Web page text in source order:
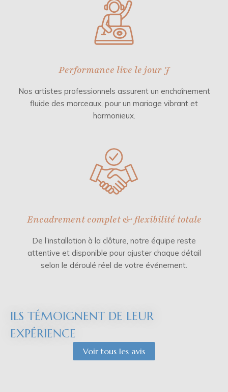
Performance live le jour J
Nos artistes professionnels assurent un enchaînement
fluide des morceaux, pour un mariage vibrant et
harmonieux.
Encadrement complet & flexibilité totale
De l’installation à la clôture, notre équipe reste
attentive et disponible pour ajuster chaque détail
selon le déroulé réel de votre événement.
ILS TÉMOIGNENT DE LEUR
EXPÉRIENCE
Voir tous les avis